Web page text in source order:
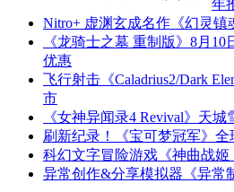
年
Nitro+ 虚渊玄成名作《幻灵镇
《龙骑士之墓 重制版》8月
优惠
飞行射击《Caladrius2/Dark
市
《女神异闻录4 Revival》天
刷新纪录！《宝可梦冠军》
科幻文字冒险游戏《神曲战
异常创作&分享模拟器《异常